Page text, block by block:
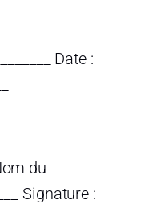
Date :
du
Signature :